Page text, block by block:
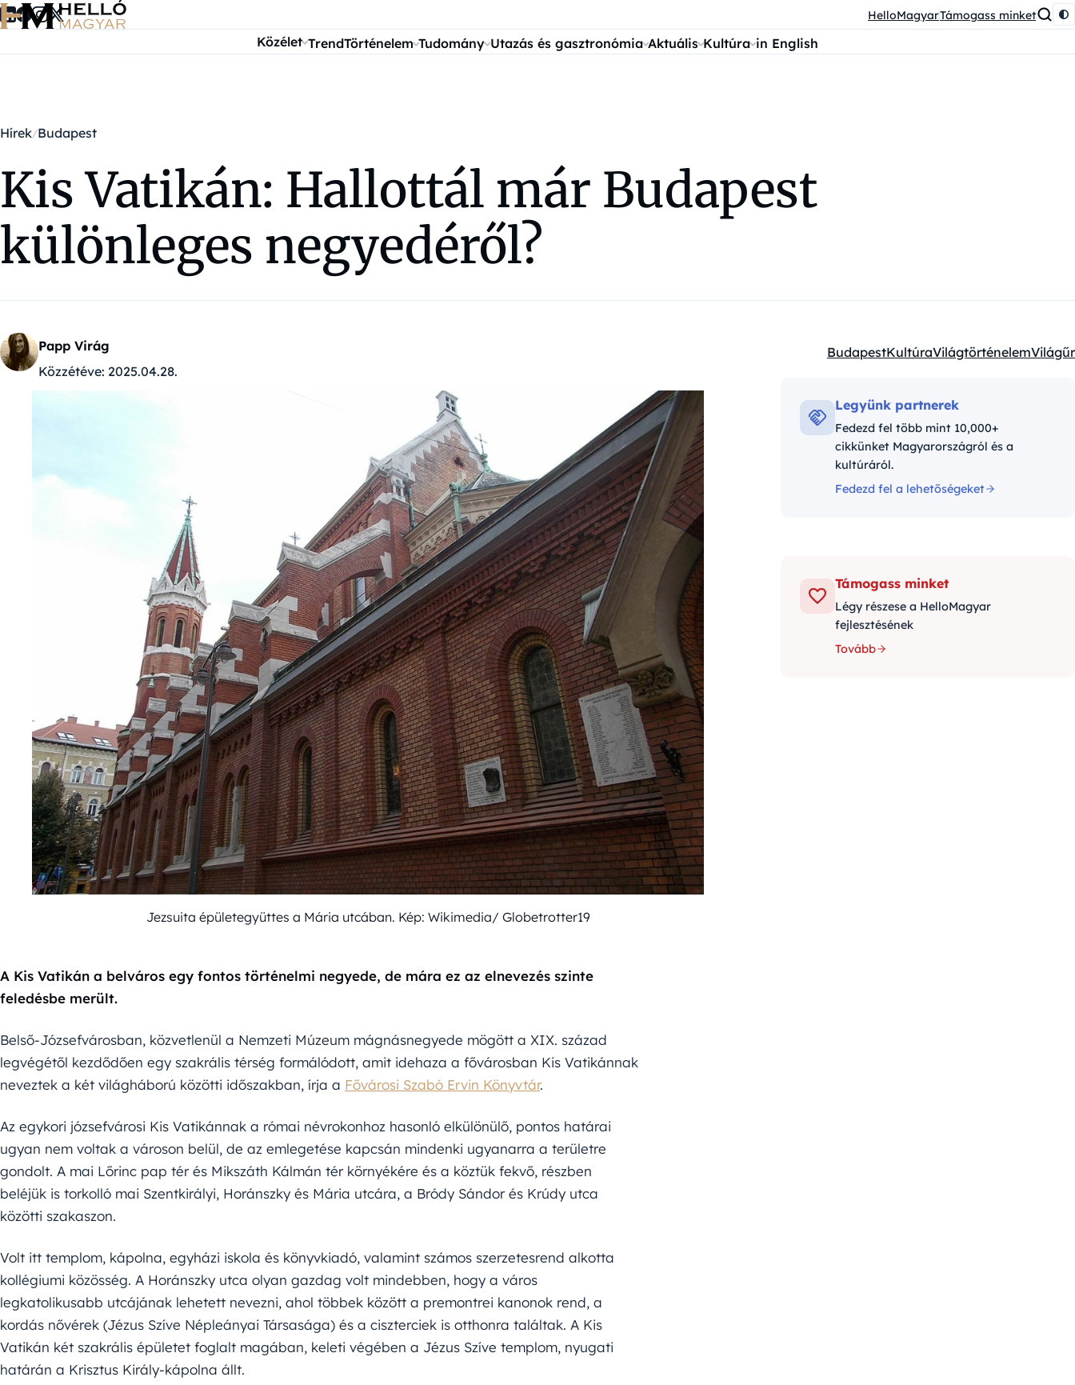
Ugrás a tartalomra HelloMagyarTámogass minket
Közélet TrendTörténelem Tudomány Utazás és gasztronómia Aktuális Kultúra in English
Hírek Budapest
Kis Vatikán: Hallottál már Budapest
különleges negyedéről?
Papp Virág
Közzétéve: 2025.04.28.
Kategóriák:
BudapestKultúraVilágtörténelemVilágűr
Jezsuita épületegyüttes a Mária utcában. Kép: Wikimedia/ Globetrotter19
A Kis Vatikán a belváros egy fontos történelmi negyede, de mára ez az elnevezés szinte
feledésbe merült.
Belső-Józsefvárosban, közvetlenül a Nemzeti Múzeum mágnásnegyede mögött a XIX. század
legvégétől kezdődően egy szakrális térség formálódott, amit idehaza a fővárosban Kis Vatikánnak
neveztek a két világháború közötti időszakban, írja a Fővárosi Szabó Ervin Könyvtár.
Az egykori józsefvárosi Kis Vatikánnak a római névrokonhoz hasonló elkülönülő, pontos határai
ugyan nem voltak a városon belül, de az emlegetése kapcsán mindenki ugyanarra a területre
gondolt. A mai Lőrinc pap tér és Mikszáth Kálmán tér környékére és a köztük fekvő, részben
beléjük is torkolló mai Szentkirályi, Horánszky és Mária utcára, a Bródy Sándor és Krúdy utca
közötti szakaszon.
Volt itt templom, kápolna, egyházi iskola és könyvkiadó, valamint számos szerzetesrend alkotta
kollégiumi közösség. A Horánszky utca olyan gazdag volt mindebben, hogy a város
legkatolikusabb utcájának lehetett nevezni, ahol többek között a premontrei kanonok rend, a
kordás nővérek (Jézus Szíve Népleányai Társasága) és a ciszterciek is otthonra találtak. A Kis
Vatikán két szakrális épületet foglalt magában, keleti végében a Jézus Szíve templom, nyugati
határán a Krisztus Király-kápolna állt.
Legyünk partnerek
Fedezd fel több mint 10,000+
cikkünket Magyarországról és a
kultúráról.
Fedezd fel a lehetőségeket
Támogass minket
Légy részese a HelloMagyar
fejlesztésének
Tovább